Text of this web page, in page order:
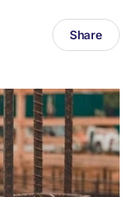
Share